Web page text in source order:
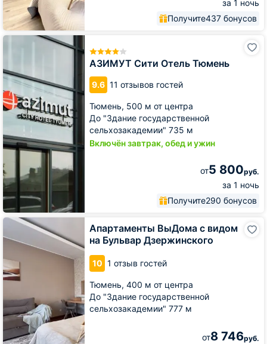
за 1 ночь
Получите437 бонусов
АЗИМУТ Сити Отель Тюмень
9.6 11 отзывов гостей
Тюмень, 500 м от центра
До "Здание государственной
сельхозакадемии" 735 м
Включён завтрак, обед и ужин
от5 800руб.
за 1 ночь
Получите290 бонусов
АЗИМУТ
Тюмень
Апартаменты ВыДома с видом
на Бульвар Дзержинского
10 1 отзыв гостей
Тюмень, 400 м от центра
До "Здание государственной
сельхозакадемии" 777 м
от8 746руб.
Апартаменты
на
Бульвар